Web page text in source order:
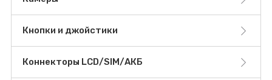
Кнопки и джойстики
Коннекторы LCD/SIM/АКБ